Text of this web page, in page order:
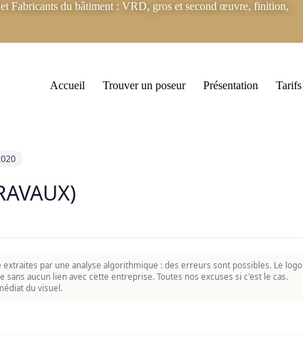
Fabricants du bâtiment : VRD, gros et second œuvre, finition,
Accueil Trouver un poseur Présentation Tarifs
par une analyse algorithmique : des erreurs sont possibles. Le logo
aucun lien avec cette entreprise. Toutes nos excuses si c'est le cas.
du visuel.